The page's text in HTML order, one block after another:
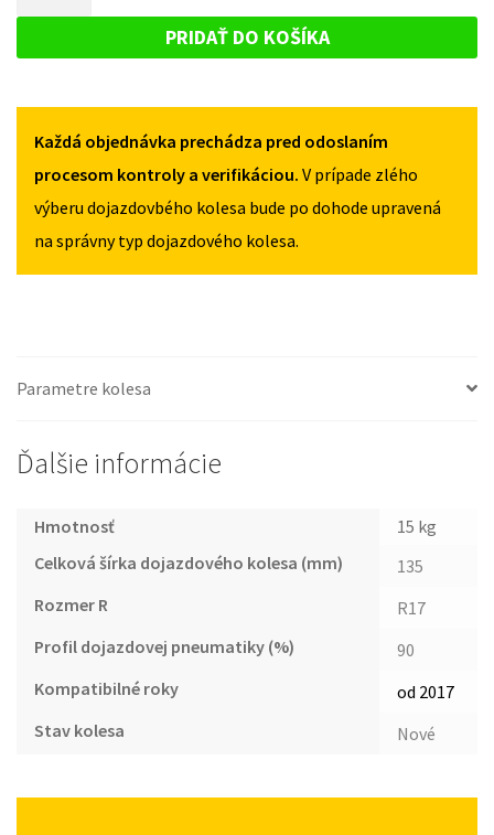
II
2017
II
OD
5X110
CHRYSLER
OD
2017
135/90R17
PRIDAŤ DO KOŠÍKA
Každá objednávka prechádza pred odoslaním
procesom kontroly a verifikáciou. V prípade zlého
výberu dojazdovbého kolesa bude po dohode upravená
na správny typ dojazdového kolesa.
Parametre kolesa
Ďalšie informácie
Hmotnosť
15 kg
Celková šírka dojazdového kolesa (mm)
135
Rozmer R
R17
Profil dojazdovej pneumatiky (%)
90
Kompatibilné roky
od 2017
Stav kolesa
Nové